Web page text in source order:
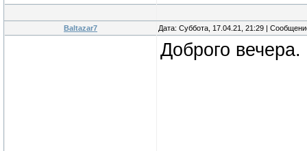
Baltazar7 Дата: Суббота, 17.04.21, 21:29 |
Доброго